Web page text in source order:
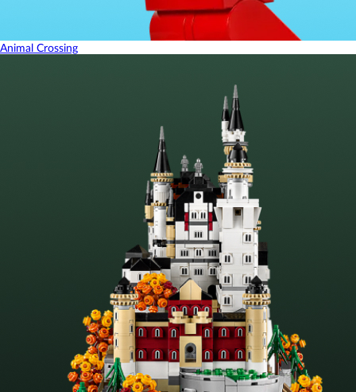
Animal Crossing